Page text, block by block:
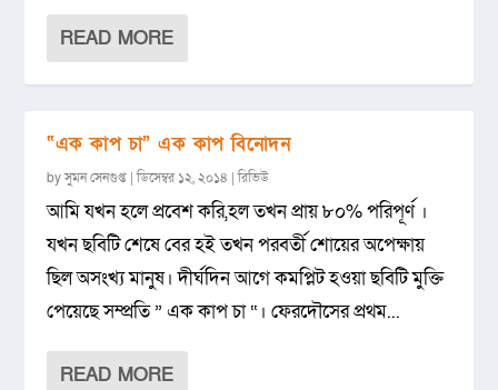
READ MORE
“এক কাপ চা” এক কাপ বিনোদন
byসুমন সেনগুপ্ত |ডিসেম্বর ১২, ২০১৪ |রিভিউ
আমি যখন হলে প্রবেশ করি,হল তখন প্রায় ৮০% পরিপূর্ণ ।
যখন ছবিটি শেষে বের হই তখন পরবর্তী শোয়ের অপেক্ষায়
ছিল অসংখ্য মানুষ। দীর্ঘদিন আগে কমপ্লিট হওয়া ছবিটি মুক্তি
পেয়েছে সম্প্রতি ” এক কাপ চা “। ফেরদৌসের প্রথম...
READ MORE